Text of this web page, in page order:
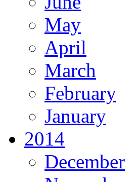
May
April
March
February
January
2014
December